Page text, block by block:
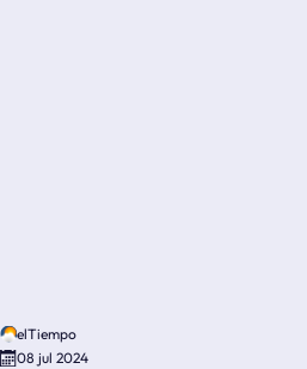
elTiempo
08 jul 2024